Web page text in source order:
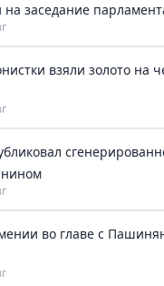
заседание
взяли золото на
во главе с